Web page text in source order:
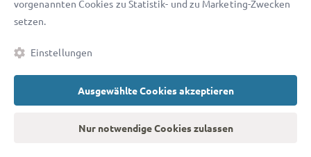
vorgenannten Cookies zu Statistik- und zu Marketing-Zwecken
setzen.
Einstellungen
Ausgewählte Cookies akzeptieren
Nur notwendige Cookies zulassen